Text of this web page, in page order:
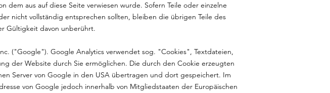
dem aus auf diese Seite verwiesen wurde. Sofern Teile oder einzelne
nicht vollständig entsprechen sollten, bleiben die übrigen Teile des
Gültigkeit davon unberührt.
("Google"). Google Analytics verwendet sog. "Cookies", Textdateien,
der Website durch Sie ermöglichen. Die durch den Cookie erzeugten
Server von Google in den USA übertragen und dort gespeichert. Im
von Google jedoch innerhalb von Mitgliedstaaten der Europäischen